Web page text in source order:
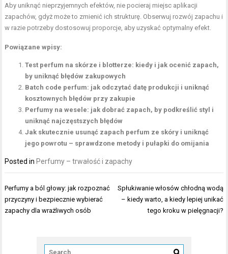
Aby uniknąć nieprzyjemnych efektów, nie pocieraj miejsc aplikacji
zapachów, gdyż może to zmienić ich strukturę. Obserwuj rozwój zapachu i
w razie potrzeby dostosowuj proporcje, aby uzyskać optymalny efekt.
Powiązane wpisy:
Test perfum na skórze i blotterze: kiedy i jak ocenić zapach,
by uniknąć błędów zakupowych
Batch code perfum: jak odczytać datę produkcji i uniknąć
kosztownych błędów przy zakupie
Perfumy na wesele: jak dobrać zapach, by podkreślić styl i
uniknąć najczęstszych błędów
Jak skutecznie usunąć zapach perfum ze skóry i uniknąć
jego powrotu – sprawdzone metody i pułapki do omijania
Posted in Perfumy – trwałość i zapachy
Nawigacja
wpisu
Perfumy a ból głowy: jak rozpoznać
przyczyny i bezpiecznie wybierać
zapachy dla wrażliwych osób
Spłukiwanie włosów chłodną wodą
– kiedy warto, a kiedy lepiej unikać
tego kroku w pielęgnacji?